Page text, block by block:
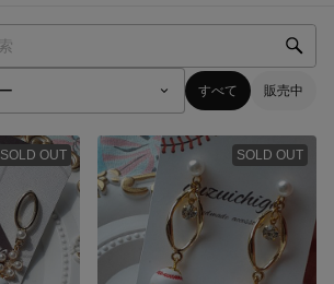
すべて 販売中
SOLD OUT SOLD OUT